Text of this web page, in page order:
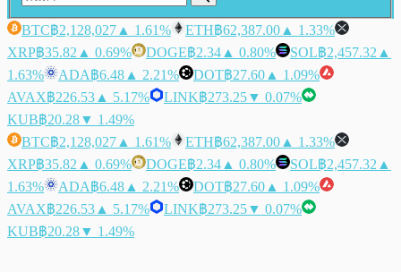
BTC฿2,128,027 ▲ 1.61% ETH฿62,387.00 ▲ 1.33%
XRP฿35.82 ▲ 0.69% DOGE฿2.34 ▲ 0.80% SOL฿2,457.32 ▲
1.63%
ADA฿6.48 ▲ 2.21% DOT฿27.60 ▲ 1.09%
AVAX฿226.53 ▲ 5.17% LINK฿273.25▼ 0.07%
KUB฿20.28▼ 1.49%
BTC฿2,128,027 ▲ 1.61% ETH฿62,387.00 ▲ 1.33%
XRP฿35.82 ▲ 0.69% DOGE฿2.34 ▲ 0.80% SOL฿2,457.32 ▲
1.63%
ADA฿6.48 ▲ 2.21% DOT฿27.60 ▲ 1.09%
AVAX฿226.53 ▲ 5.17% LINK฿273.25▼ 0.07%
KUB฿20.28▼ 1.49%